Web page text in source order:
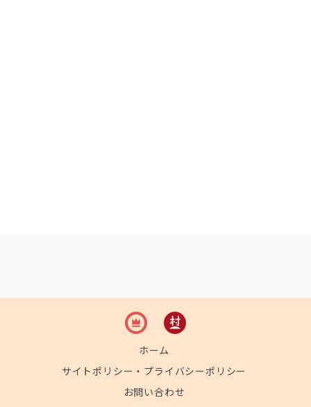
ホーム
サイトポリシー・プライバシーポリシー
お問い合わせ